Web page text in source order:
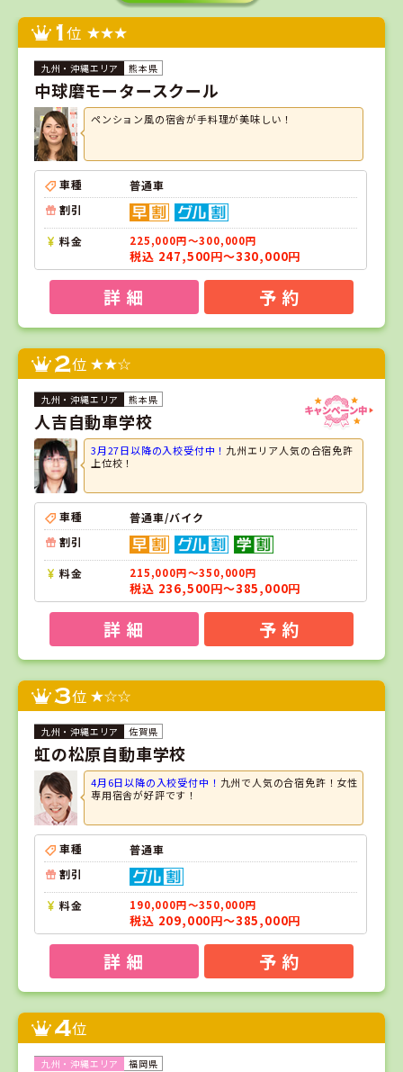
1位
熊本県
中球磨モータースクール
ペンション風の宿舎が手料理が美味しい！
車種
普通車
割引
料金 225,000円～300,000円
税込 247,500円～330,000円
詳 細 予 約
2位
熊本県
人吉自動車学校
3月27日以降の入校受付中！ 九州エリア人気の合宿免許
上位校！
車種
普通車/バイク
割引
料金 215,000円～350,000円
税込 236,500円～385,000円
詳 細 予 約
3位
佐賀県
虹の松原自動車学校
4月6日以降の入校受付中！ 九州で人気の合宿免許！女性
専用宿舎が好評です！
車種
普通車
割引
料金 190,000円～350,000円
税込 209,000円～385,000円
詳 細 予 約
4位
福岡県